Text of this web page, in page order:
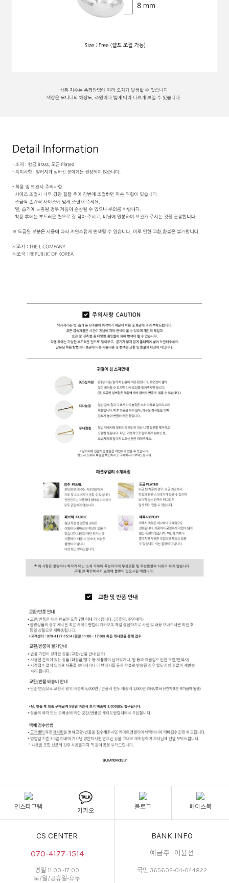
인스타그램
카카오
블로그 페이스북
CS CENTER
070-4177-1514
평일 11:00~17:00
토/일/공휴일-휴무
BANK INFO
예금주 : 이윤선
국민 365602-04-044822